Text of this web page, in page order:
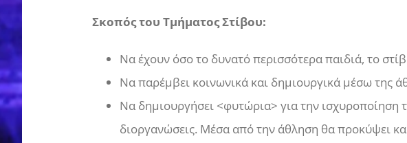
Σκοπός του Τμήματος Στίβου:
Να έχουν όσο το δυνατό περισσότερα παιδιά, το
Να παρέμβει κοινωνικά και δημιουργικά μέσω της
Να δημιουργήσει <φυτώρια> για την
διοργανώσεις. Μέσα από την άθληση θα προκύψει